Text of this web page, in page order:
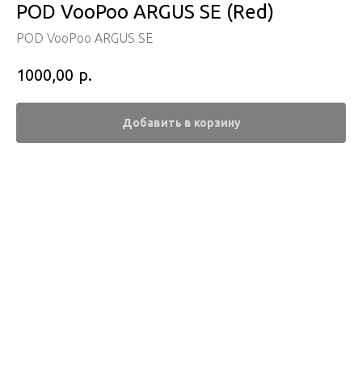
POD VooPoo ARGUS SE (Red)
POD VooPoo ARGUS SE
1000,00 р.
Добавить в корзину